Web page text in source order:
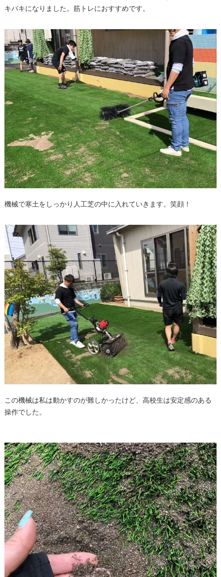
キバキになりました。筋トレにおすすめです。
機械で寒土をしっかり人工芝の中に入れていきます。笑顔！
この機械は私は動かすのが難しかったけど、高校生は安定感のある
操作でした。